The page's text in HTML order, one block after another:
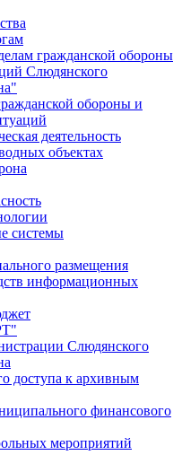
гражданской обороны
Слюдянского
обороны и
деятельность
объектах
системы
размещения
информационных
Слюдянского
доступа к архивным
финансового
мероприятий